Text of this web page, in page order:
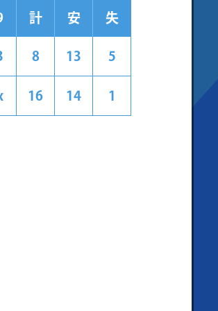
計 安 失
8 13 5
16 14 1